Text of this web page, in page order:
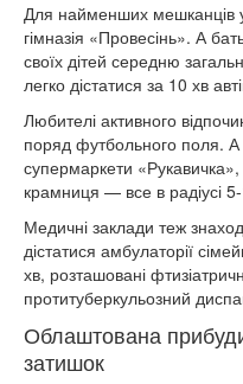
Для найменших мешканців у
гімназія «Провесінь». А
своїх дітей середню
легко дістатися за 10 хв
Любителі активного
поряд футбольного поля.
супермаркети
крамниця — все в радіусі
Медичні заклади теж
дістатися амбулаторії
хв, розташовані
протитуберкульозний
Облаштована
затишок